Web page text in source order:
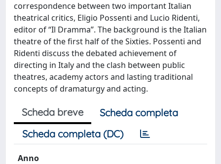
correspondence between two important Italian
theatrical critics, Eligio Possenti and Lucio Ridenti,
editor of “Il Dramma”. The background is the Italian
theatre of the first half of the Sixties. Possenti and
Ridenti discuss the debated achievement of
directing in Italy and the clash between public
theatres, academy actors and lasting traditional
concepts of dramaturgy and acting.
Scheda breve
Scheda completa
Scheda completa (DC)
Anno